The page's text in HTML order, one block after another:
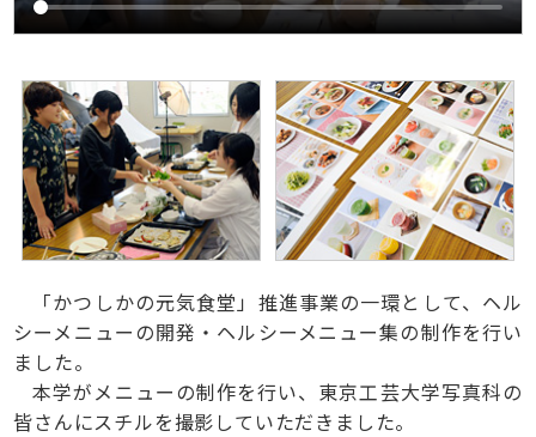
「かつしかの元気食堂」推進事業の一環として、ヘル
シーメニューの開発・ヘルシーメニュー集の制作を行い
ました。
本学がメニューの制作を行い、東京工芸大学写真科の
皆さんにスチルを撮影していただきました。